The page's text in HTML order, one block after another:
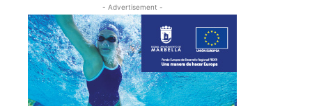
- Advertisement -